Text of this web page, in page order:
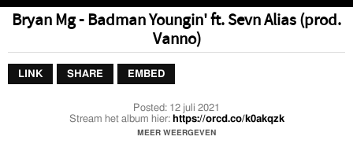
Bryan Mg - Badman Youngin' ft. Sevn Alias (prod.
Vanno)
LINK SHARE EMBED
Posted: 12 juli 2021
Stream het album hier: https://orcd.co/k0akqzk
MEER WEERGEVEN